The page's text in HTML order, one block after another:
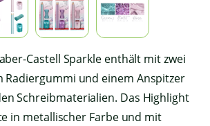
Castell Sparkle enthält mit zwei
Radiergummi und einem Anspitzer
Schreibmaterialien. Das Highlight
in metallischer Farbe und mit